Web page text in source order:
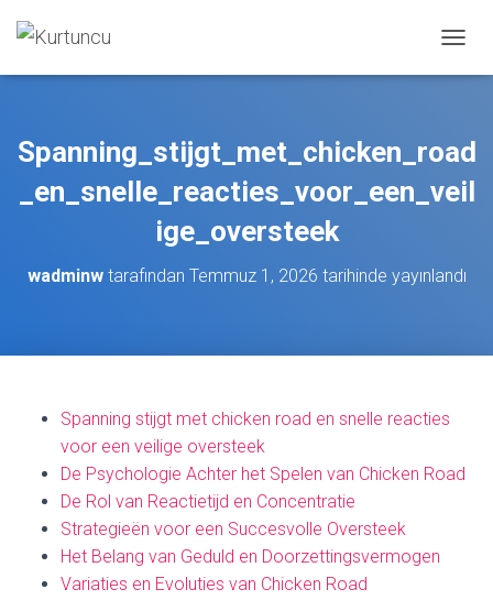
E
Ü
Ç
P
Spanning_stijgt_met_chicken_road
_en_snelle_reacties_voor_een_veil
ige_oversteek
wadminwtarafından Temmuz 1, 2026 tarihinde yayınlandı
Spanning stijgt met chicken road en snelle reacties
voor een veilige oversteek
De Psychologie Achter het Spelen van Chicken Road
De Rol van Reactietijd en Concentratie
Strategieën voor een Succesvolle Oversteek
Het Belang van Geduld en Doorzettingsvermogen
Variaties en Evoluties van Chicken Road